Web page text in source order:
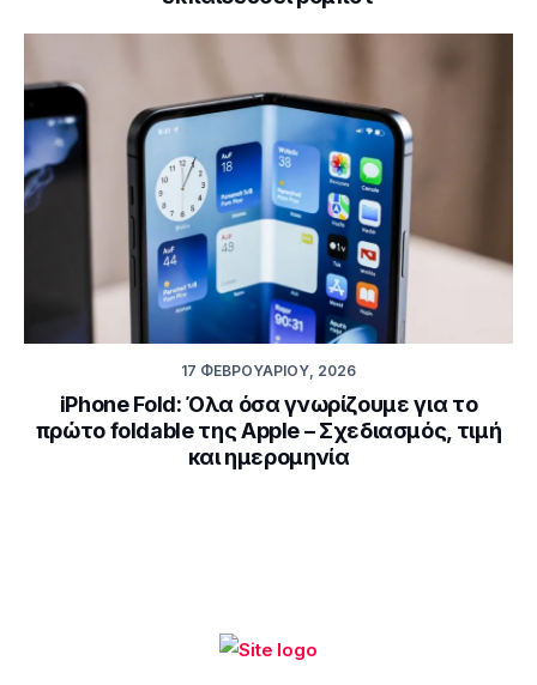
17 ΦΕΒΡΟΥΑΡΊΟΥ, 2026
iPhone Fold: Όλα όσα γνωρίζουμε για το
πρώτο foldable της Apple – Σχεδιασμός, τιμή
και ημερομηνία